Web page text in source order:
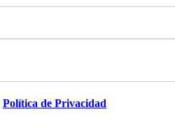
Política de Privacidad